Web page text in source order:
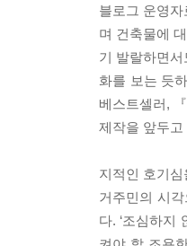
블로그 운영
며 건축물에
기 발랄하면
화를 보는 듯
베스트셀러,
제작을 앞두고
지적인 호기
거주민의 시
다. ‘조심하지